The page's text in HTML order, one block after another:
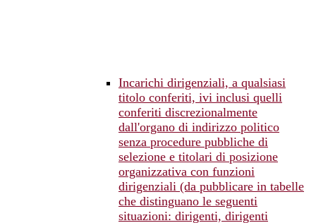
Incarichi dirigenziali, a qualsiasi
titolo conferiti, ivi inclusi quelli
conferiti discrezionalmente
dall'organo di indirizzo politico
senza procedure pubbliche di
selezione e titolari di posizione
organizzativa con funzioni
dirigenziali (da pubblicare in tabelle
che distinguano le seguenti
situazioni: dirigenti, dirigenti